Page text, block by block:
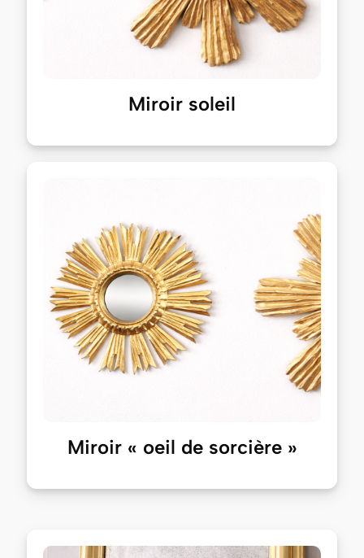
Miroir soleil
Miroir « oeil de sorcière »